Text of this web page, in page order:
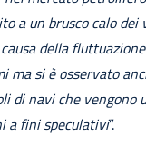
a un brusco calo dei
della
ma si è osservato
di navi che vengono
a fini speculativi”.